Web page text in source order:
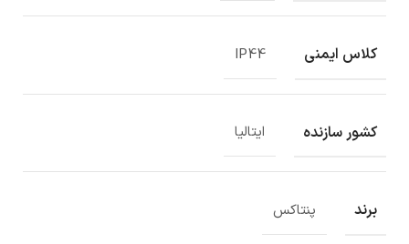
کلاس ایمنی IP44
کشور سازنده ایتالیا
برند پنتاکس